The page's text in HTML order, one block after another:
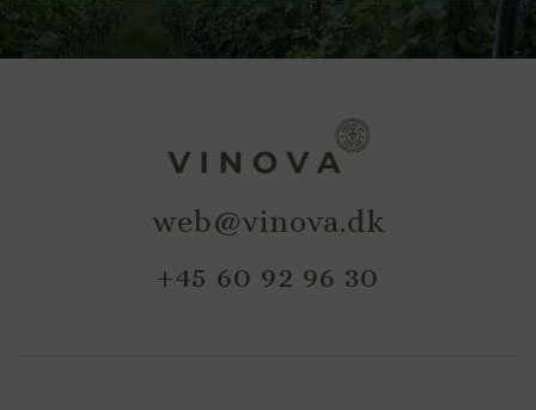
web@vinova.dk
+45 60 92 96 30